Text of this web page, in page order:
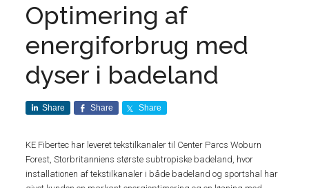
Optimering af
energiforbrug med
dyser i badeland
Share Share Share
KE Fibertec har leveret tekstilkanaler til Center Parcs Woburn
Forest, Storbritanniens største subtropiske badeland, hvor
installationen af tekstilkanaler i både badeland og sportshal har